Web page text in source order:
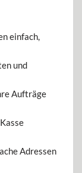
einfach,
und
Aufträge
Adressen